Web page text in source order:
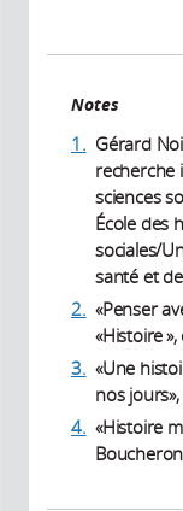
Notes
1. Gérard
recherche
sciences
École des
sociales/
santé et
2. «Penser
«Histoire
3. «Une
nos
4. «Histoire